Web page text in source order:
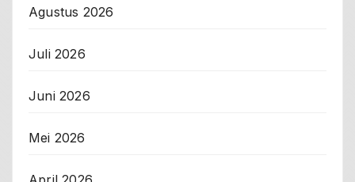
Agustus 2026
Juli 2026
Juni 2026
Mei 2026